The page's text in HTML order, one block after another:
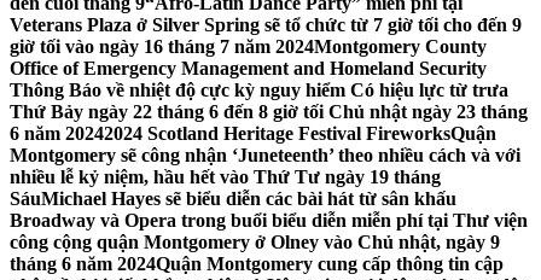
Veterans Plaza ở Silver Spring sẽ tổ chức từ 7 giờ tối cho đến 9
giờ tối vào ngày 16 tháng 7 năm 2024Montgomery County
Office of Emergency Management and Homeland Security
Thông Báo về nhiệt độ cực kỳ nguy hiểm Có hiệu lực từ trưa
Thứ Bảy ngày 22 tháng 6 đến 8 giờ tối Chủ nhật ngày 23 tháng
6 năm 20242024 Scotland Heritage Festival FireworksQuận
Montgomery sẽ công nhận ‘Juneteenth’ theo nhiều cách và với
nhiều lễ kỷ niệm, hầu hết vào Thứ Tư ngày 19 tháng
SáuMichael Hayes sẽ biểu diễn các bài hát từ sân khấu
Broadway và Opera trong buổi biểu diễn miễn phí tại Thư viện
công cộng quận Montgomery ở Olney vào Chủ nhật, ngày 9
tháng 6 năm 2024Quận Montgomery cung cấp thông tin cập